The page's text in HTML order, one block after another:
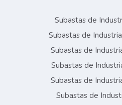
Subastas de
Subastas de
Subastas de
Subastas de
Subastas de
Subastas de